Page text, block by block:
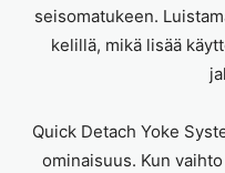
seisomatukeen.
kelillä, mikä lisää
Quick Detach Yoke
ominaisuus. Kun